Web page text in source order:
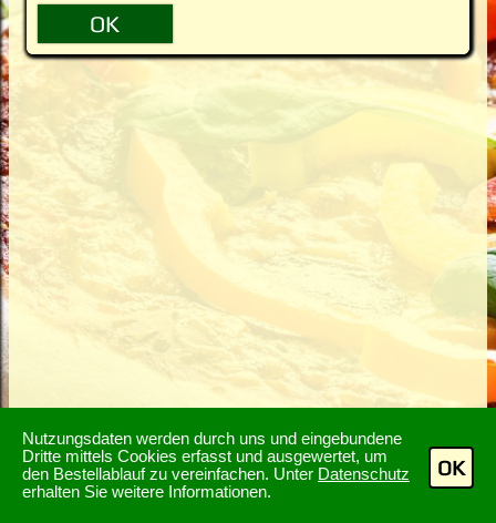
Nutzungsdaten werden durch uns und eingebundene
Dritte mittels Cookies erfasst und ausgewertet, um
den Bestellablauf zu vereinfachen. Unter Datenschutz
erhalten Sie weitere Informationen.
OK